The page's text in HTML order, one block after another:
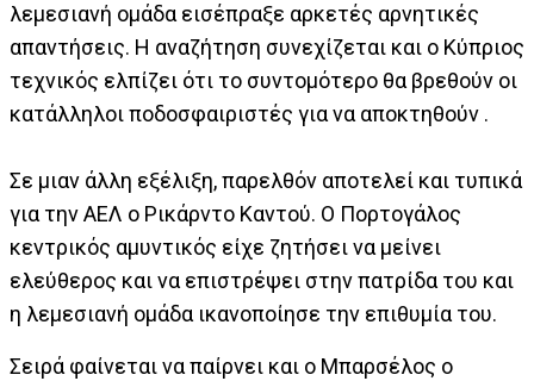
λεμεσιανή ομάδα εισέπραξε αρκετές αρνητικές
απαντήσεις. Η αναζήτηση συνεχίζεται και ο Κύπριος
τεχνικός ελπίζει ότι το συντομότερο θα βρεθούν οι
κατάλληλοι ποδοσφαιριστές για να αποκτηθούν .
Σε μιαν άλλη εξέλιξη, παρελθόν αποτελεί και τυπικά
για την ΑΕΛ ο Ρικάρντο Καντού. Ο Πορτογάλος
κεντρικός αμυντικός είχε ζητήσει να μείνει
ελεύθερος και να επιστρέψει στην πατρίδα του και
η λεμεσιανή ομάδα ικανοποίησε την επιθυμία του.
Σειρά φαίνεται να παίρνει και ο Μπαρσέλος ο